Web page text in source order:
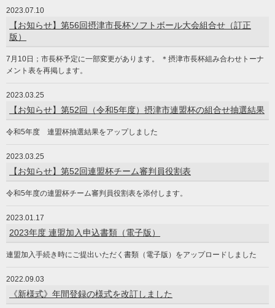
2023.07.10
【お知らせ】第56回摂津市長杯ソフトボール大会組合せ（訂正
版）
7月10日；市長杯予定に一部変更があります。 ＊摂津市長杯組み合わせトーナ
メント表を再掲します。
2023.03.25
【お知らせ】第52回（令和5年度）摂津市連盟杯の組合せ抽選結果
令和5年度 連盟杯抽選結果をアップしました
2023.03.25
【お知らせ】第52回連盟杯チーム審判員役割表
令和5年度の連盟杯チーム審判員役割表を添付します。
2023.01.17
2023年度 連盟加入申込書類（電子版）
連盟加入手続き時にご提出いただく書類（電子版）をアップロードしました
2022.09.03
《新様式》年間登録の様式を改訂しました